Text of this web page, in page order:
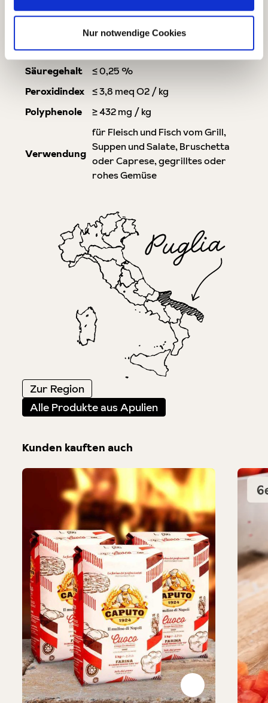
Nur notwendige Cookies
Geschmack
geschnittenes Gras, frische
Kräuter
Filtrierung
filtriert
Säuregehalt
≤ 0,25 %
Peroxidindex
≤ 3,8 meq O2 / kg
Polyphenole
≥ 432 mg / kg
Verwendung
für Fleisch und Fisch vom Grill,
Suppen und Salate, Bruschetta
oder Caprese, gegrilltes oder
rohes Gemüse
Zur Region
Alle Produkte aus Apulien
Kunden kauften auch
Produktgalerie überspringen